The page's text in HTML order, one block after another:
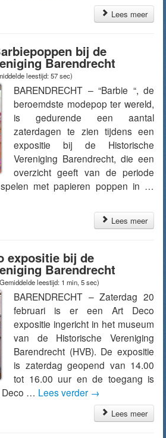
Lees meer
bij de
Barendrecht
leestijd: 57 sec)
BARENDRECHT – “Barbie “, de
beroemdste modepop ter wereld,
is gedurende een aantal
zaterdagen te zien tijdens een
expositie bij de Historische
Vereniging Barendrecht, die een
overzicht geeft van de periode
met papieren poppen in …
Lees meer
expositie bij de
Barendrecht
leestijd: 1 min, 5 sec)
BARENDRECHT – Zaterdag 20
februari is er een Art Deco
expositie ingericht in het museum
van de Historische Vereniging
Barendrecht (HVB). De expositie
is zaterdag geopend van 14.00
tot 16.00 uur en de toegang is
Deco … Lees verder →
Lees meer